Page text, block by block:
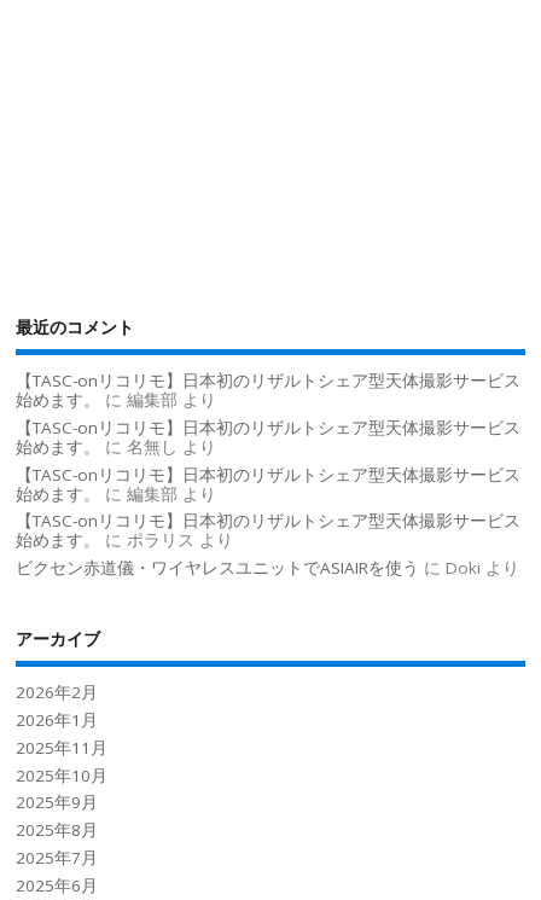
最近のコメント
【TASC-onリコリモ】日本初のリザルトシェア型天体撮影サービス
始めます。
に編集部 より
【TASC-onリコリモ】日本初のリザルトシェア型天体撮影サービス
始めます。
に名無し より
【TASC-onリコリモ】日本初のリザルトシェア型天体撮影サービス
始めます。
に編集部 より
【TASC-onリコリモ】日本初のリザルトシェア型天体撮影サービス
始めます。
にポラリス より
ビクセン赤道儀・ワイヤレスユニットでASIAIRを使う に Doki より
アーカイブ
2026年2月
2026年1月
2025年11月
2025年10月
2025年9月
2025年8月
2025年7月
2025年6月